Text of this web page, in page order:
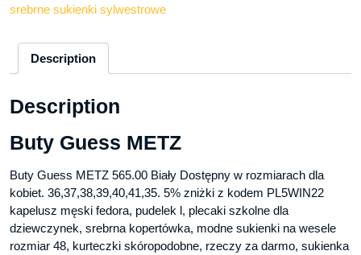
srebrne sukienki sylwestrowe
Description
Description
Buty Guess METZ
Buty Guess METZ 565.00 Biały Dostępny w rozmiarach dla
kobiet. 36,37,38,39,40,41,35. 5% zniżki z kodem PL5WIN22
kapelusz męski fedora, pudelek l, plecaki szkolne dla
dziewczynek, srebrna kopertówka, modne sukienki na wesele
rozmiar 48, kurteczki skóropodobne, rzeczy za darmo, sukienka